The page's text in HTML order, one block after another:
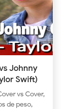
Johnny
Swift)
vs Cover,
de peso,